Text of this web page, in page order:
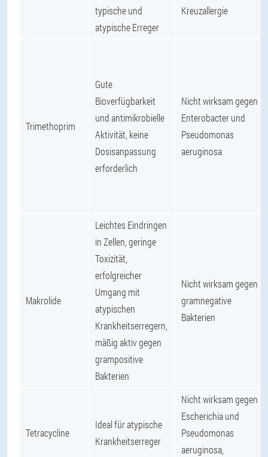
typische und
atypische Erreger
Kreuzallergie
Trimethoprim
Gute
Bioverfügbarkeit
und antimikrobielle
Aktivität, keine
Dosisanpassung
erforderlich
Nicht wirksam gegen
Enterobacter und
Pseudomonas
aeruginosa
Makrolide
Leichtes Eindringen
in Zellen, geringe
Toxizität,
erfolgreicher
Umgang mit
atypischen
Krankheitserregern,
mäßig aktiv gegen
grampositive
Bakterien
Nicht wirksam gegen
gramnegative
Bakterien
Tetracycline
Ideal für atypische
Krankheitserreger
Nicht wirksam gegen
Escherichia und
Pseudomonas
aeruginosa,